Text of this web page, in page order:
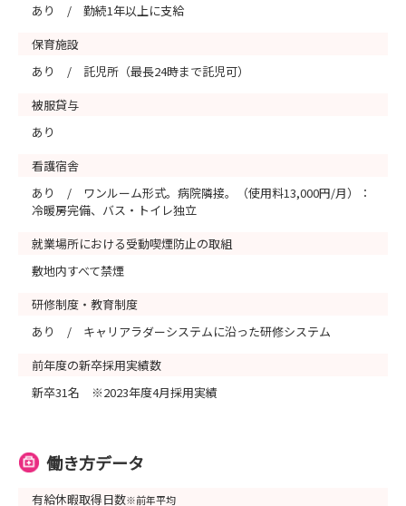
あり / 勤続1年以上に支給
保育施設
あり / 託児所（最長24時まで託児可）
被服貸与
あり
看護宿舎
あり / ワンルーム形式。病院隣接。（使用料13,000円/月）：
冷暖房完備、バス・トイレ独立
就業場所における受動喫煙防止の取組
敷地内すべて禁煙
研修制度・教育制度
あり / キャリアラダーシステムに沿った研修システム
前年度の新卒採用実績数
新卒31名 ※2023年度4月採用実績
働き方データ
有給休暇取得日数※前年平均